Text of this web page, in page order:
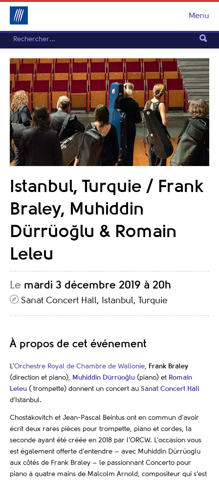
Menu
Istanbul, Turquie / Frank
Braley, Muhiddin
Dürrüoğlu & Romain
Leleu
Le mardi 3 décembre 2019 à 20h
Sanat Concert Hall, Istanbul, Turquie
À propos de cet événement
L’Orchestre Royal de Chambre de Wallonie, Frank Braley
(direction et piano), Muhiddin Dürrüoğlu (piano) et Romain
Leleu ( trompette) donnent un concert au Sanat Concert Hall
d’Istanbul.
Chostakovitch et Jean-Pascal Beintus ont en commun d’avoir
écrit deux rares pièces pour trompette, piano et cordes, la
seconde ayant été créée en 2018 par l’ORCW. L’occasion vous
est également offerte d’entendre – avec Muhiddin Dürrüoglu
aux côtés de Frank Braley – le passionnant Concerto pour
piano à quatre mains de Malcolm Arnold, compositeur qui s’est